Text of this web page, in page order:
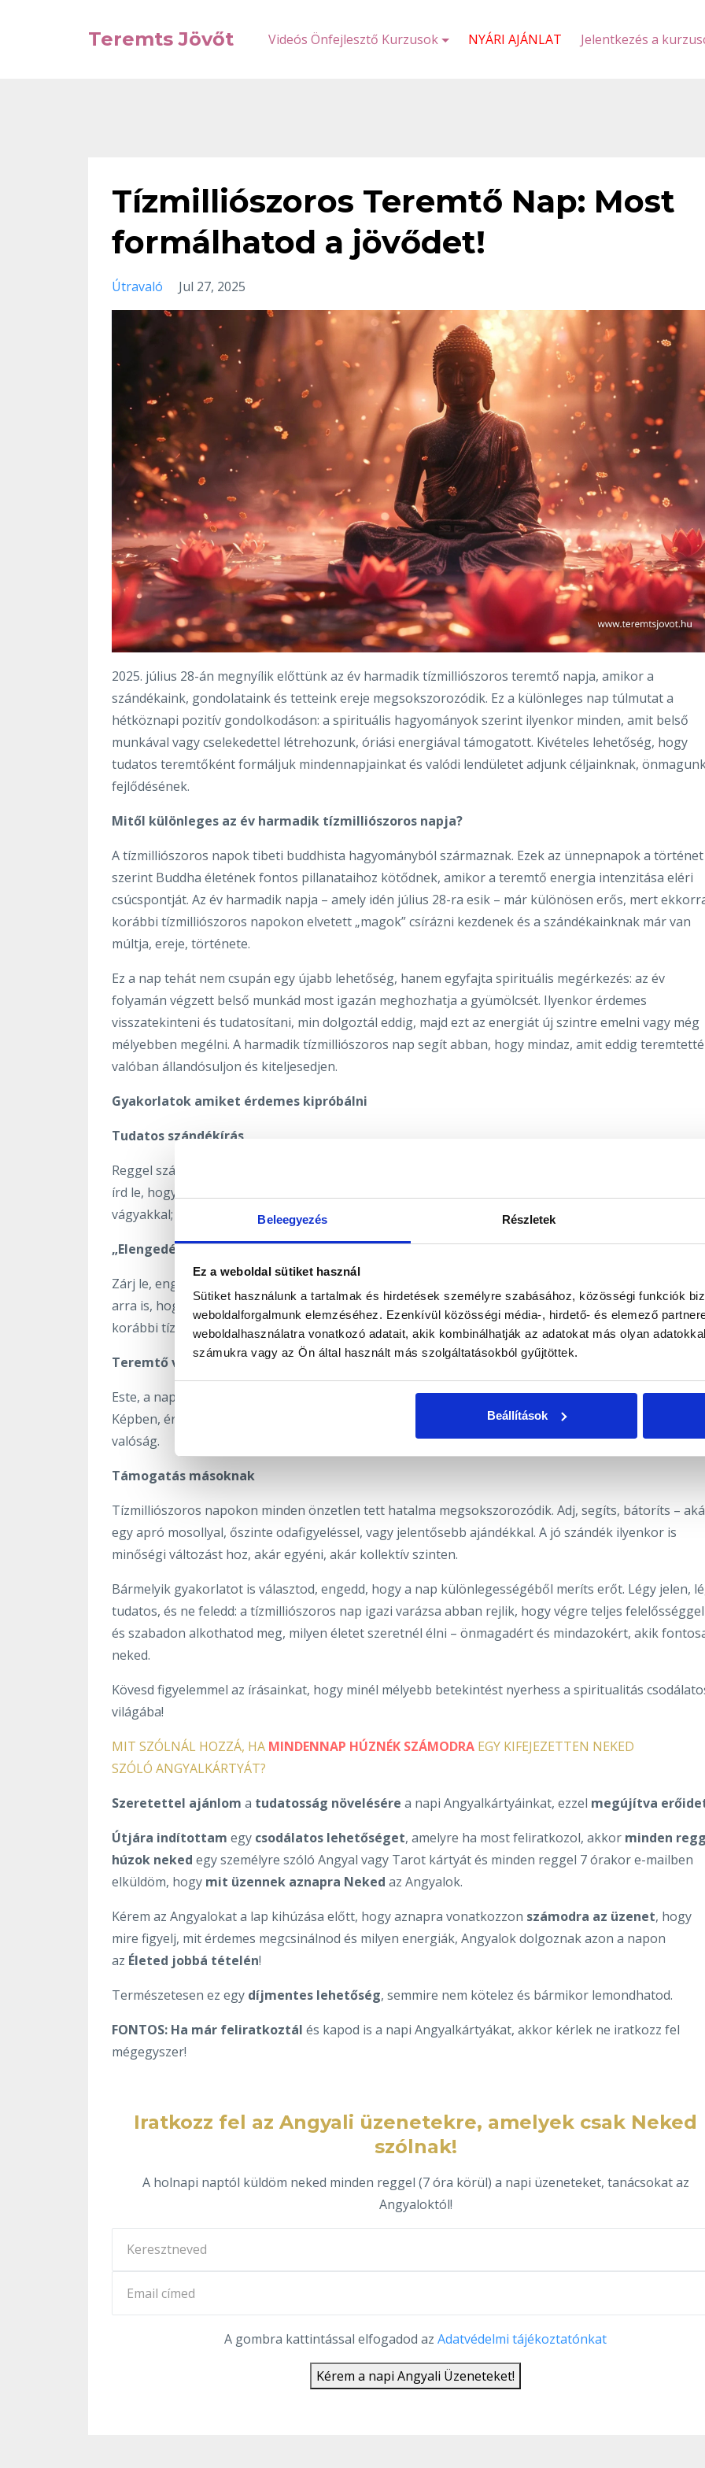
Beleegyezés Részletek
Ez a weboldal sütiket használ
Sütiket használunk a tartalmak és hirdetések személyre szabásához, közösségi funkciók
weboldalforgalmunk elemzéséhez. Ezenkívül közösségi média-, hirdető- és elemező
weboldalhasználatra vonatkozó adatait, akik kombinálhatják az adatokat más olyan
számukra vagy az Ön által használt más szolgáltatásokból gyűjtöttek.
Beállítások
Teremts Jövőt Videós Önfejlesztő Kurzusok NYÁRI AJÁNLAT Jelentkezés a
Tízmilliószoros Teremtő Nap: Most
formálhatod a jövődet!
Útravaló Jul 27, 2025
2025. július 28-án megnyílik előttünk az év harmadik tízmilliószoros teremtő napja, amikor a
szándékaink, gondolataink és tetteink ereje megsokszorozódik. Ez a különleges nap túlmutat a
hétköznapi pozitív gondolkodáson: a spirituális hagyományok szerint ilyenkor minden, amit belső
munkával vagy cselekedettel létrehozunk, óriási energiával támogatott. Kivételes lehetőség, hogy
tudatos teremtőként formáljuk mindennapjainkat és valódi lendületet adjunk céljainknak,
fejlődésének.
Mitől különleges az év harmadik tízmilliószoros napja?
A tízmilliószoros napok tibeti buddhista hagyományból származnak. Ezek az ünnepnapok a történet
szerint Buddha életének fontos pillanataihoz kötődnek, amikor a teremtő energia intenzitása eléri
csúcspontját. Az év harmadik napja – amely idén július 28-ra esik – már különösen erős, mert
korábbi tízmilliószoros napokon elvetett „magok” csírázni kezdenek és a szándékainknak már van
múltja, ereje, története.
Ez a nap tehát nem csupán egy újabb lehetőség, hanem egyfajta spirituális megérkezés: az év
folyamán végzett belső munkád most igazán meghozhatja a gyümölcsét. Ilyenkor érdemes
visszatekinteni és tudatosítani, min dolgoztál eddig, majd ezt az energiát új szintre emelni vagy még
mélyebben megélni. A harmadik tízmilliószoros nap segít abban, hogy mindaz, amit eddig
valóban állandósuljon és kiteljesedjen.
Gyakorlatok amiket érdemes kipróbálni
Tudatos szándékírás
Reggel szánj időt arra, hogy papírra veted mindazt, amit szeretnél elérni. Ne csak felsorolás legyen –
írd le, hogyan fogod érezni magad, ha ezek megvalósulnak. Kérlek, ne elégedj meg a felszínes
vágyakkal; engedd, hogy a szíved vezessen!
„Elengedés és hála” meditáció
Zárj le, engedj el mindent, ami már felesleges: sérelmek, félelmek, korlátozó hiedelmek. Majd szánj
arra is, hogy összeírod, mi mindenért vagy hálás – különösen azokért az eredményekért, amik a
korábbi tízmilliószoros napok óta történtek veled.
Teremtő vizualizáció
Este, a nap zárásaként képzeld el élénken, hogy a kívánt változások már bekövetkeztek az
Képben, érzésben, testi érzetben – jelen időben lásd, éld át, mintha már a tiéd lenne ez az örömteli
valóság.
Támogatás másoknak
Tízmilliószoros napokon minden önzetlen tett hatalma megsokszorozódik. Adj, segíts, bátoríts –
egy apró mosollyal, őszinte odafigyeléssel, vagy jelentősebb ajándékkal. A jó szándék ilyenkor is
minőségi változást hoz, akár egyéni, akár kollektív szinten.
Bármelyik gyakorlatot is választod, engedd, hogy a nap különlegességéből meríts erőt. Légy jelen,
tudatos, és ne feledd: a tízmilliószoros nap igazi varázsa abban rejlik, hogy végre teljes felelősséggel
és szabadon alkothatod meg, milyen életet szeretnél élni – önmagadért és mindazokért, akik
neked.
Kövesd figyelemmel az írásainkat, hogy minél mélyebb betekintést nyerhess a spiritualitás
világába!
MIT SZÓLNÁL HOZZÁ, HA MINDENNAP HÚZNÉK SZÁMODRA EGY KIFEJEZETTEN NEKED
SZÓLÓ ANGYALKÁRTYÁT?
Szeretettel ajánlom a tudatosság növelésére a napi Angyalkártyáinkat, ezzel megújítva
Útjára indítottam egy csodálatos lehetőséget, amelyre ha most feliratkozol, akkor minden
húzok neked egy személyre szóló Angyal vagy Tarot kártyát és minden reggel 7 órakor e-mailben
elküldöm, hogy mit üzennek aznapra Neked az Angyalok.
Kérem az Angyalokat a lap kihúzása előtt, hogy aznapra vonatkozzon számodra az üzenet, hogy
mire figyelj, mit érdemes megcsinálnod és milyen energiák, Angyalok dolgoznak azon a napon
az Életed jobbá tételén!
Természetesen ez egy díjmentes lehetőség, semmire nem kötelez és bármikor lemondhatod.
FONTOS: Ha már feliratkoztál és kapod is a napi Angyalkártyákat, akkor kérlek ne iratkozz fel
mégegyszer!
Iratkozz fel az Angyali üzenetekre, amelyek csak Neked
szólnak!
A holnapi naptól küldöm neked minden reggel (7 óra körül) a napi üzeneteket, tanácsokat az
Angyaloktól!
A gombra kattintással elfogadod azAdatvédelmi tájékoztatónkat
Kérem a napi Angyali Üzeneteket!